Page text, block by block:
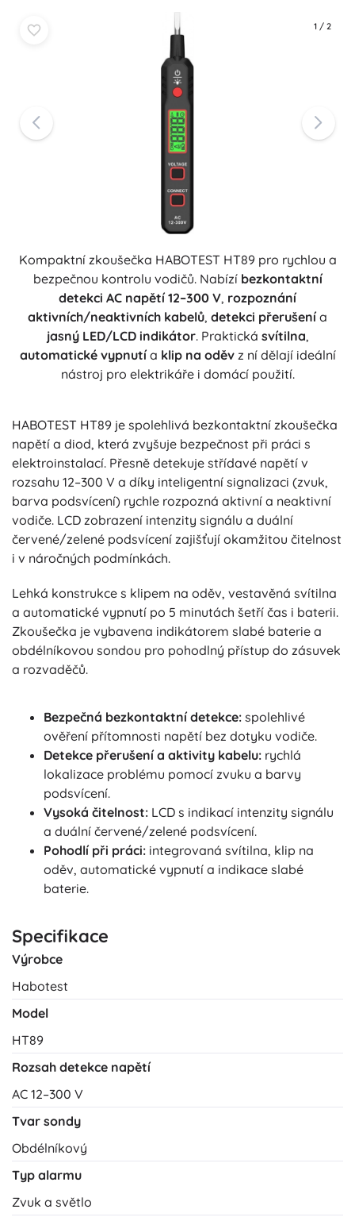
1 / 2
Kompaktní zkoušečka HABOTEST HT89 pro rychlou a
bezpečnou kontrolu vodičů. Nabízí bezkontaktní
detekci AC napětí 12–300 V, rozpoznání
aktivních/neaktivních kabelů, detekci přerušení a
jasný LED/LCD indikátor. Praktická svítilna,
automatické vypnutía klip na oděvz ní dělají ideální
nástroj pro elektrikáře i domácí použití.
HABOTEST HT89 je spolehlivá bezkontaktní zkoušečka
napětí a diod, která zvyšuje bezpečnost při práci s
elektroinstalací. Přesně detekuje střídavé napětí v
rozsahu 12–300 V a díky inteligentní signalizaci (zvuk,
barva podsvícení) rychle rozpozná aktivní a neaktivní
vodiče. LCD zobrazení intenzity signálu a duální
červené/zelené podsvícení zajišťují okamžitou čitelnost
i v náročných podmínkách.
Lehká konstrukce s klipem na oděv, vestavěná svítilna
a automatické vypnutí po 5 minutách šetří čas i baterii.
Zkoušečka je vybavena indikátorem slabé baterie a
obdélníkovou sondou pro pohodlný přístup do zásuvek
a rozvaděčů.
Bezpečná bezkontaktní detekce: spolehlivé
ověření přítomnosti napětí bez dotyku vodiče.
Detekce přerušení a aktivity kabelu: rychlá
lokalizace problému pomocí zvuku a barvy
podsvícení.
Vysoká čitelnost: LCD s indikací intenzity signálu
a duální červené/zelené podsvícení.
Pohodlí při práci: integrovaná svítilna, klip na
oděv, automatické vypnutí a indikace slabé
baterie.
Specifikace
Výrobce
Habotest
Model
HT89
Rozsah detekce napětí
AC 12–300 V
Tvar sondy
Obdélníkový
Typ alarmu
Zvuk a světlo